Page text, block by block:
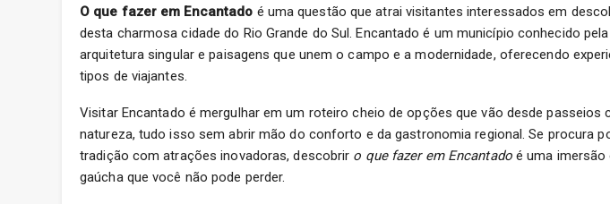
O que fazer em Encantado é uma questão que atrai visitantes interessados em
desta charmosa cidade do Rio Grande do Sul. Encantado é um município conhecido
arquitetura singular e paisagens que unem o campo e a modernidade, oferecendo
tipos de viajantes.
Visitar Encantado é mergulhar em um roteiro cheio de opções que vão desde passeios
natureza, tudo isso sem abrir mão do conforto e da gastronomia regional. Se procura
tradição com atrações inovadoras, descobrir o que fazer em Encantadoé uma imersão
gaúcha que você não pode perder.